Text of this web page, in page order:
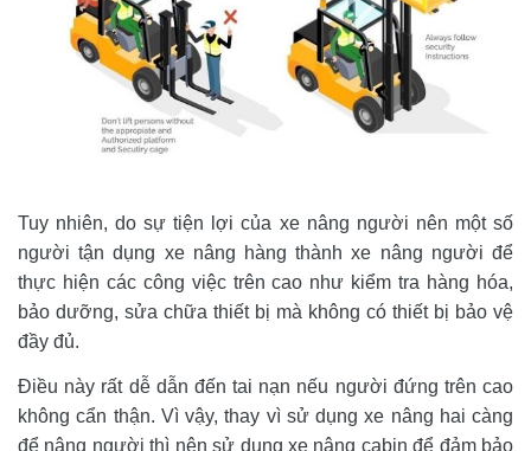
Tuy nhiên, do sự tiện lợi của xe nâng người nên một số
người tận dụng xe nâng hàng thành xe nâng người để
thực hiện các công việc trên cao như kiểm tra hàng hóa,
bảo dưỡng, sửa chữa thiết bị mà không có thiết bị bảo vệ
đầy đủ.
Điều này rất dễ dẫn đến tai nạn nếu người đứng trên cao
không cẩn thận. Vì vậy, thay vì sử dụng xe nâng hai càng
để nâng người thì nên sử dụng xe nâng cabin để đảm bảo